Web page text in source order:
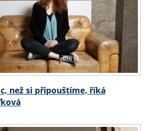
než si připouštíme, říká